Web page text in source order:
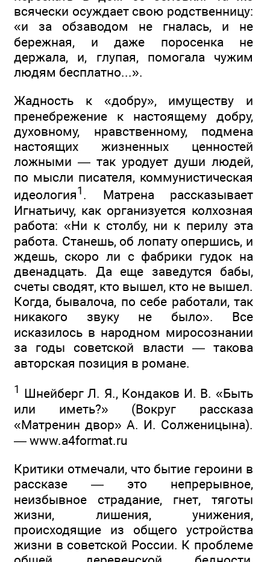
всячески осуждает свою родственницу:
«и за обзаводом не гналась, и не
бережная, и даже поросенка не
держала, и, глупая, помогала чужим
людям бесплатно...».
Жадность к «добру», имуществу и
пренебрежение к настоящему добру,
духовному, нравственному, подмена
настоящих жизненных ценностей
ложными — так уродует души людей,
по мысли писателя, коммунистическая
идеология1 . Матрена рассказывает
Игнатьичу, как организуется колхозная
работа: «Ни к столбу, ни к перилу эта
работа. Станешь, об лопату опершись, и
ждешь, скоро ли с фабрики гудок на
двенадцать. Да еще заведутся бабы,
счеты сводят, кто вышел, кто не вышел.
Когда, бывалоча, по себе работали, так
никакого звуку не было». Все
исказилось в народном миросознании
за годы советской власти — такова
авторская позиция в романе.
1 Шнейберг Л. Я., Кондаков И. В. «Быть
или иметь?» (Вокруг рассказа
«Матренин двор» А. И. Солженицына).
— www.a4format.ru
Критики отмечали, что бытие героини в
рассказе — это непрерывное,
неизбывное страдание, гнет, тяготы
жизни, лишения, унижения,
происходящие из общего устройства
жизни в советской России. К проблеме